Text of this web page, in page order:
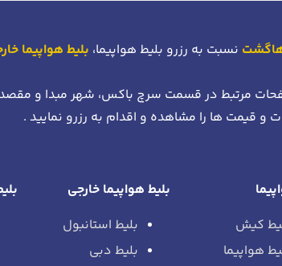
نسبت به رزرو بلیط هواپیما، بلیط هواپیما
مرتبط در قسمت سرچ باکس، شهر مبدا و
و قیمت ها را مشاهده و اقدام به رزرو نمایید .
کیش
هواپیما
بلیط هواپیما خارجی
بلیط استانبول
بلیط دبی